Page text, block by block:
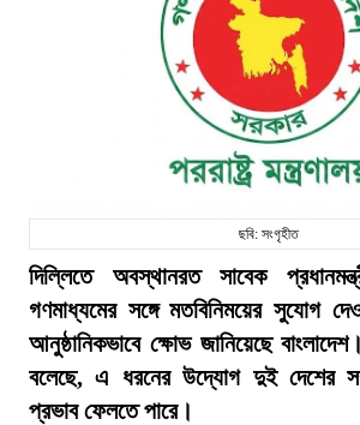
ছবি: সংগৃহীত
দিল্লিতে অবস্থানরত সাবেক
গণমাধ্যমের সঙ্গে মতবিনিময়ের সুযোগ
আনুষ্ঠানিকভাবে ক্ষোভ জানিয়েছে
বলেছে, এ ধরনের উদ্যোগ দুই দেশের
প্রভাব ফেলতে পারে।